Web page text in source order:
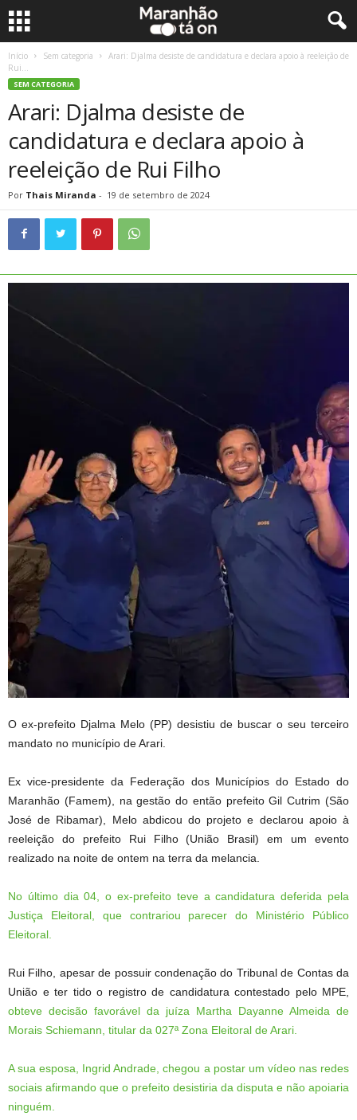
Início Sem categoria
Arari: Djalma desiste de candidatura e declara apoio à reeleição de
Rui...
SEM CATEGORIA
Arari: Djalma desiste de
candidatura e declara apoio à
reeleição de Rui Filho
Por Thais Miranda - 19 de setembro de 2024
O ex-prefeito Djalma Melo (PP) desistiu de buscar o seu terceiro
mandato no município de Arari.
Ex vice-presidente da Federação dos Municípios do Estado do
Maranhão (Famem), na gestão do então prefeito Gil Cutrim (São
José de Ribamar), Melo abdicou do projeto e declarou apoio à
reeleição do prefeito Rui Filho (União Brasil) em um evento
realizado na noite de ontem na terra da melancia.
No último dia 04, o ex-prefeito teve a candidatura deferida pela
Justiça Eleitoral, que contrariou parecer do Ministério Público
Eleitoral.
Rui Filho, apesar de possuir condenação do Tribunal de Contas da
União e ter tido o registro de candidatura contestado pelo MPE,
obteve decisão favorável da juíza Martha Dayanne Almeida de
Morais Schiemann, titular da 027ª Zona Eleitoral de Arari.
A sua esposa, Ingrid Andrade, chegou a postar um vídeo nas redes
sociais afirmando que o prefeito desistiria da disputa e não apoiaria
ninguém.